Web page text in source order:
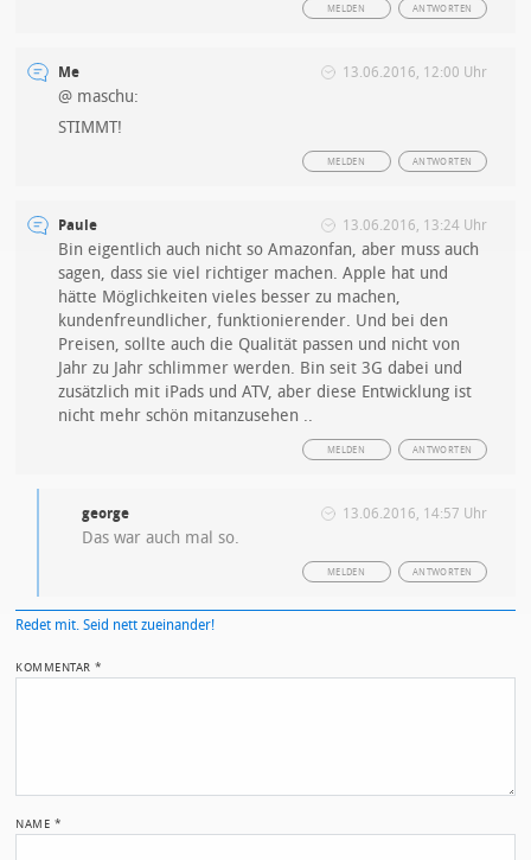
ANTWORTEN
MELDEN
Me 13.06.2016, 12:00 Uhr
@ maschu:
STIMMT!
ANTWORTEN
MELDEN
Paule 13.06.2016, 13:24 Uhr
Bin eigentlich auch nicht so Amazonfan, aber muss auch
sagen, dass sie viel richtiger machen. Apple hat und
hätte Möglichkeiten vieles besser zu machen,
kundenfreundlicher, funktionierender. Und bei den
Preisen, sollte auch die Qualität passen und nicht von
Jahr zu Jahr schlimmer werden. Bin seit 3G dabei und
zusätzlich mit iPads und ATV, aber diese Entwicklung ist
nicht mehr schön mitanzusehen ..
ANTWORTEN
MELDEN
george 13.06.2016, 14:57 Uhr
Das war auch mal so.
ANTWORTEN
MELDEN
Redet mit. Seid nett zueinander!
KOMMENTAR*
NAME *